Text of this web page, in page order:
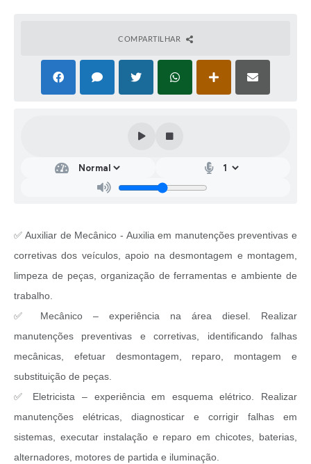
COMPARTILHAR
✅ Auxiliar de Mecânico - Auxilia em manutenções preventivas e
corretivas dos veículos, apoio na desmontagem e montagem,
limpeza de peças, organização de ferramentas e ambiente de
trabalho.
✅ Mecânico – experiência na área diesel. Realizar
manutenções preventivas e corretivas, identificando falhas
mecânicas, efetuar desmontagem, reparo, montagem e
substituição de peças.
✅ Eletricista – experiência em esquema elétrico. Realizar
manutenções elétricas, diagnosticar e corrigir falhas em
sistemas, executar instalação e reparo em chicotes, baterias,
alternadores, motores de partida e iluminação.